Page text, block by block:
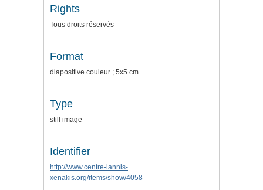
Rights
Tous droits réservés
Format
diapositive couleur ; 5x5 cm
Type
still image
Identifier
http://www.centre-iannis-
xenakis.org/items/show/4058